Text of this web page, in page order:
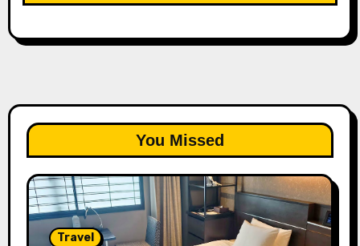
You Missed
Travel